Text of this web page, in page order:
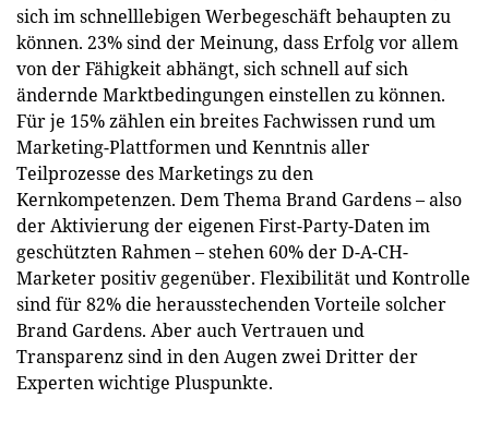
sich im schnelllebigen Werbegeschäft behaupten zu
können. 23% sind der Meinung, dass Erfolg vor allem
von der Fähigkeit abhängt, sich schnell auf sich
ändernde Marktbedingungen einstellen zu können.
Für je 15% zählen ein breites Fachwissen rund um
Marketing-Plattformen und Kenntnis aller
Teilprozesse des Marketings zu den
Kernkompetenzen. Dem Thema Brand Gardens – also
der Aktivierung der eigenen First-Party-Daten im
geschützten Rahmen – stehen 60% der D-A-CH-
Marketer positiv gegenüber. Flexibilität und Kontrolle
sind für 82% die herausstechenden Vorteile solcher
Brand Gardens. Aber auch Vertrauen und
Transparenz sind in den Augen zwei Dritter der
Experten wichtige Pluspunkte.